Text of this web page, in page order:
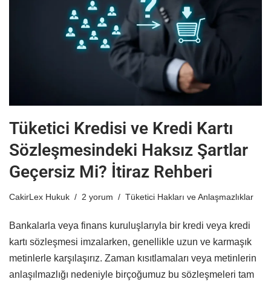
Tüketici Kredisi ve Kredi Kartı
Sözleşmesindeki Haksız Şartlar
Geçersiz Mi? İtiraz Rehberi
CakirLex Hukuk 2 yorum Tüketici Hakları ve Anlaşmazlıklar
Bankalarla veya finans kuruluşlarıyla bir kredi veya kredi
kartı sözleşmesi imzalarken, genellikle uzun ve karmaşık
metinlerle karşılaşırız. Zaman kısıtlamaları veya metinlerin
anlaşılmazlığı nedeniyle birçoğumuz bu sözleşmeleri tam